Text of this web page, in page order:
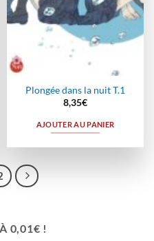
Plongée dans la nuit T.1
8,35€
AJOUTER AU PANIER
0,01€ !